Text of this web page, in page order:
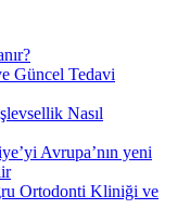
Güncel Tedavi
Nasıl
Avrupa’nın yeni
Ortodonti Kliniği ve